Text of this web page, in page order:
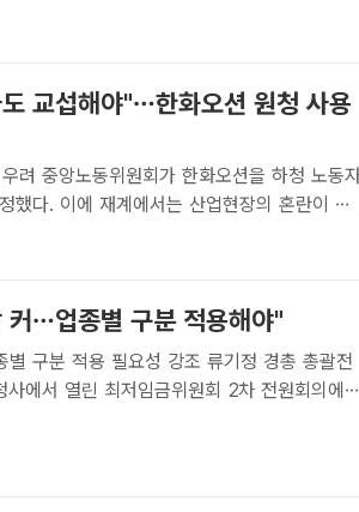
답자의 92.5%가 핵심기술 해외유출이 우리
교섭해야"…한화오션 원청 사용
노동자
했다. 이에 재계에서는 산업현장의 혼란이 생
한화오션[더팩트ㅣ송다영 기자] 중앙노동위원
커…업종별 구분 적용해야"
용 필요성 강조 류기정 경총 총괄전
에서 열린 최저임금위원회 2차 전원회의에서
나란히 앉아 있다. /뉴시스[더팩트ㅣ이성락 기